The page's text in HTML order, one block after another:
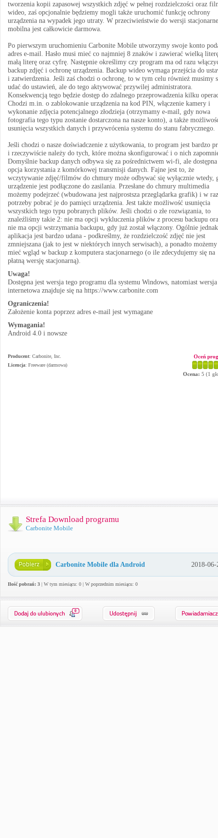
tworzenia kopii zapasowej wszystkich zdjęć w pełnej rozdzielczości oraz
wideo, zaś opcjonalnie będziemy mogli także uruchomić funkcję ochrony
urządzenia na wypadek jego utraty. W przeciwieństwie do wersji
mobilna jest całkowicie darmowa.
Po pierwszym uruchomieniu Carbonite Mobile utworzymy swoje konto
adres e-mail. Hasło musi mieć co najmniej 8 znaków i zawierać wielką
małą literę oraz cyfrę. Następnie określimy czy program ma od razu
backup zdjęć i ochronę urządzenia. Backup wideo wymaga przejścia do
i zatwierdzenia. Jeśli zaś chodzi o ochronę, to w tym celu również musimy
udać do ustawień, ale do tego aktywować przywilej administratora.
Konsekwencją tego będzie dostęp do zdalnego przeprowadzenia kilku
Chodzi m.in. o zablokowanie urządzenia na kod PIN, włączenie kamery i
wykonanie zdjęcia potencjalnego złodzieja (otrzymamy e-mail, gdy nowa
fotografia tego typu zostanie dostarczona na nasze konto), a także
usunięcia wszystkich danych i przywrócenia systemu do stanu fabrycznego.
Jeśli chodzi o nasze doświadczenie z użytkowania, to program jest bardzo
i rzeczywiście należy do tych, które można skonfigurować i o nich
Domyślnie backup danych odbywa się za pośrednictwem wi-fi, ale
opcja korzystania z komórkowej transmisji danych. Fajne jest to, że
wczytywanie zdjęć/filmów do chmury może odbywać się wyłącznie wtedy,
urządzenie jest podłączone do zasilania. Przesłane do chmury multimedia
możemy podejrzeć (wbudowana jest najprostsza przeglądarka grafik) i w
potrzeby pobrać je do pamięci urządzenia. Jest także możliwość usunięcia
wszystkich tego typu pobranych plików. Jeśli chodzi o złe rozwiązania, to
znaleźliśmy takie 2: nie ma opcji wykluczenia plików z procesu backupu
nie ma opcji wstrzymania backupu, gdy już został włączony. Ogólnie jednak
aplikacja jest bardzo udana - podkreślmy, że rozdzielczość zdjęć nie jest
zmniejszana (jak to jest w niektórych innych serwisach), a ponadto możemy
mieć wgląd w backup z komputera stacjonarnego (o ile zdecydujemy się na
płatną wersję stacjonarną).
Uwaga!
Dostępna jest wersja tego programu dla systemu Windows, natomiast wersja
internetowa znajduje się na https://www.carbonite.com
Ograniczenia!
Założenie konta poprzez adres e-mail jest wymagane
Wymagania!
Android 4.0 i nowsze
Producent: Carbonite, Inc.
Licencja: Freeware (darmowa)
Oceń
Ocena: 5 (1
Strefa Download programu
Carbonite Mobile
Carbonite Mobile dla Android 2018-06-
Ilość pobrań: 3 | W tym miesiącu: 0 | W poprzednim miesiącu: 0
0